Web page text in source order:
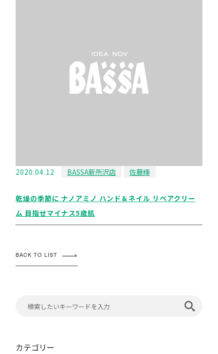
2020.04.12 BASSA新所沢店 佐藤輝
乾燥の季節に ナノアミノ ハンド＆ネイル リペアクリー
ム 目指せマイナス5歳肌
BACK TO LIST
カテゴリー